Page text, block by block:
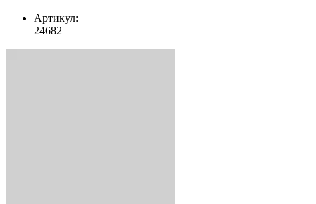
Артикул:
24682